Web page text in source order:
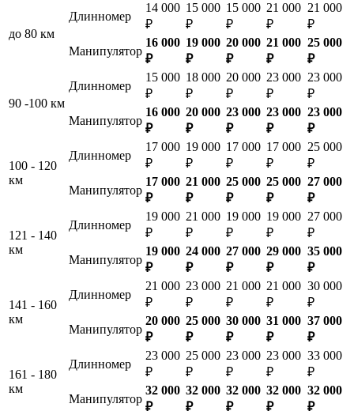
до 80 км
Длинномер
14 000
₽
15 000
₽
15 000
₽
21 000
₽
21 000
₽
Манипулятор
16 000
₽
19 000
₽
20 000
₽
21 000
₽
25 000
₽
90 -100 км
Длинномер
15 000
₽
18 000
₽
20 000
₽
23 000
₽
23 000
₽
Манипулятор
16 000
₽
20 000
₽
23 000
₽
23 000
₽
23 000
₽
100 - 120
км
Длинномер
17 000
₽
19 000
₽
17 000
₽
17 000
₽
25 000
₽
Манипулятор
17 000
₽
21 000
₽
25 000
₽
25 000
₽
27 000
₽
121 - 140
км
Длинномер
19 000
₽
21 000
₽
19 000
₽
19 000
₽
27 000
₽
Манипулятор
19 000
₽
24 000
₽
27 000
₽
29 000
₽
35 000
₽
141 - 160
км
Длинномер
21 000
₽
23 000
₽
21 000
₽
21 000
₽
30 000
₽
Манипулятор
20 000
₽
25 000
₽
30 000
₽
31 000
₽
37 000
₽
161 - 180
км
Длинномер
23 000
₽
25 000
₽
23 000
₽
23 000
₽
33 000
₽
Манипулятор
32 000
₽
32 000
₽
32 000
₽
32 000
₽
32 000
₽